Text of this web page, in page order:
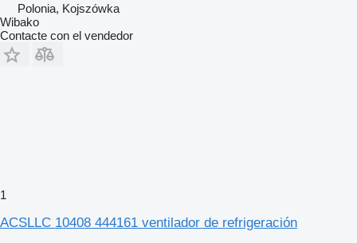
Polonia, Kojszówka
Wibako
Contacte con el vendedor
1
ACSLLC 10408 444161 ventilador de refrigeración